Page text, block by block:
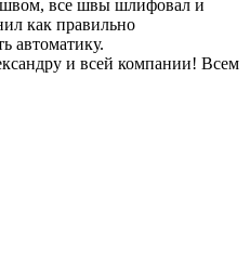
все швы шлифовал и
как правильно
автоматику.
и всей компании! Всем